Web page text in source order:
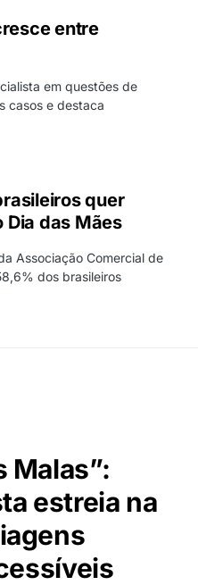
entre
em questões de
casos e destaca
quer
das Mães
Associação Comercial de
dos brasileiros
Malas”:
estreia na